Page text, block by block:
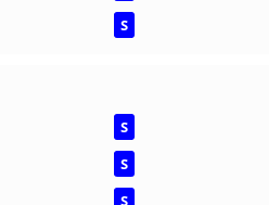
S
S
S
S